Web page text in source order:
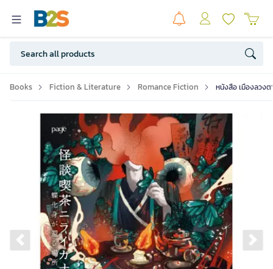
Books Fiction & Literature Romance Fiction หนังสือ เมืองลวง
Previous slide